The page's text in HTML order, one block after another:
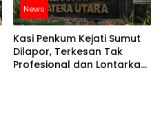
News
Kasi Penkum Kejati Sumut
Dilapor, Terkesan Tak
Profesional dan Lontarkan